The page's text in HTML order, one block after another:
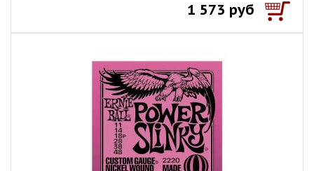
1 573 руб